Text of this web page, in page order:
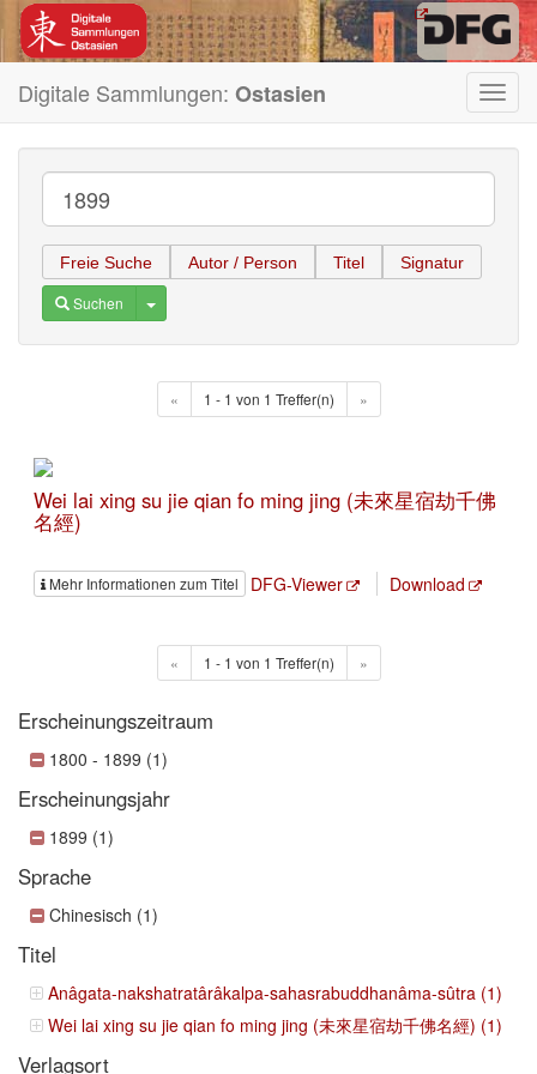
Digitale Sammlungen: Ostasien
Freie Suche Autor / Person Titel Signatur
Suchen Toggle Dropdown
« 1 - 1 von 1 Treffer(n) »
Wei lai xing su jie qian fo ming jing (未來星宿劫千佛
名經)
Mehr Informationen zum Titel DFG-Viewer Download
« 1 - 1 von 1 Treffer(n) »
Erscheinungszeitraum
1800 - 1899 (1)
Erscheinungsjahr
1899 (1)
Sprache
Chinesisch (1)
Titel
Anâgata-nakshatratârâkalpa-sahasrabuddhanâma-sûtra (1)
Wei lai xing su jie qian fo ming jing (未來星宿劫千佛名經) (1)
Verlagsort